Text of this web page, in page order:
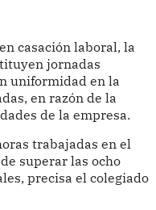
casación laboral, la
jornadas
uniformidad en la
en razón de la
de la empresa.
trabajadas en el
superar las ocho
precisa el colegiado